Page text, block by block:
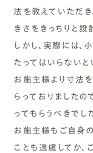
法を教えていただ
きさをきっちりと設
しかし、実際には、
たってはいらないと
お施主様より寸法
らっておりましたの
ってもらうべきでし
お施主様もご自身
ことも遠慮してか、